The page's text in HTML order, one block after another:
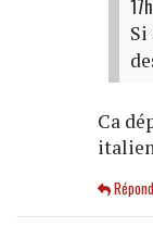
Si
Ca